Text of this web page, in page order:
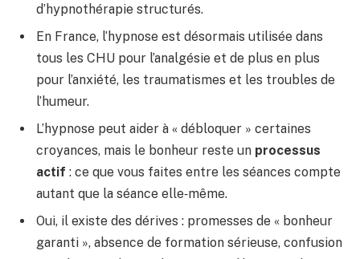
d’hypnothérapie structurés.
En France, l’hypnose est désormais utilisée dans
tous les CHU pour l’analgésie et de plus en plus
pour l’anxiété, les traumatismes et les troubles de
l’humeur.
L’hypnose peut aider à « débloquer » certaines
croyances, mais le bonheur reste un processus
actif : ce que vous faites entre les séances compte
autant que la séance elle‑même.
Oui, il existe des dérives : promesses de « bonheur
garanti », absence de formation sérieuse, confusion